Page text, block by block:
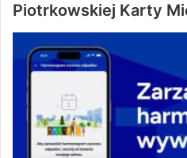
Piotrkowskiej Karty